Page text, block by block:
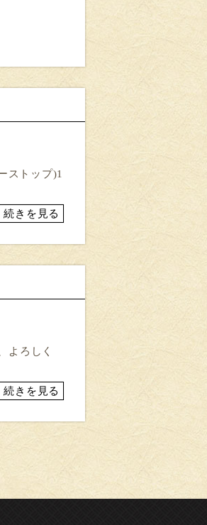
ストップ)1
続きを見る
よろしく
続きを見る